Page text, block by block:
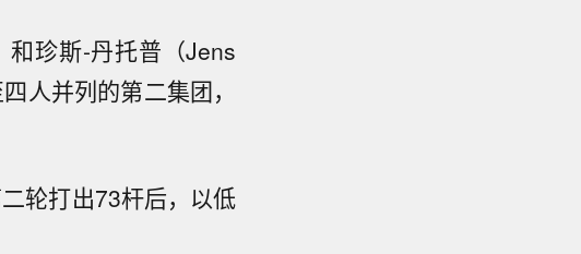
珍斯-丹托普（Jens
人并列的第二集团，
轮打出73杆后，以低